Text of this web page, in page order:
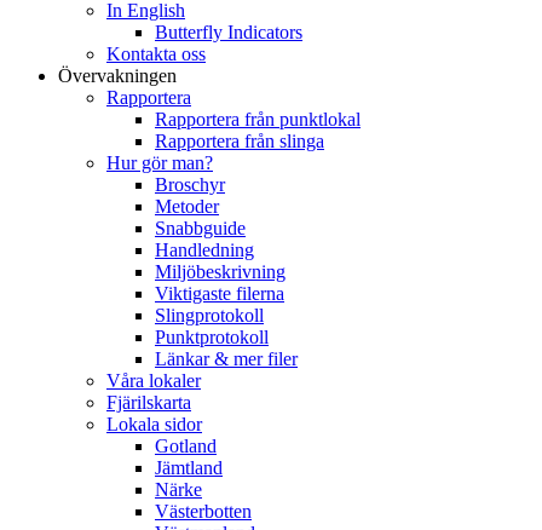
In English
Butterfly Indicators
Kontakta oss
Övervakningen
Rapportera
Rapportera från punktlokal
Rapportera från slinga
Hur gör man?
Broschyr
Metoder
Snabbguide
Handledning
Miljöbeskrivning
Viktigaste filerna
Slingprotokoll
Punktprotokoll
Länkar & mer filer
Våra lokaler
Fjärilskarta
Lokala sidor
Gotland
Jämtland
Närke
Västerbotten